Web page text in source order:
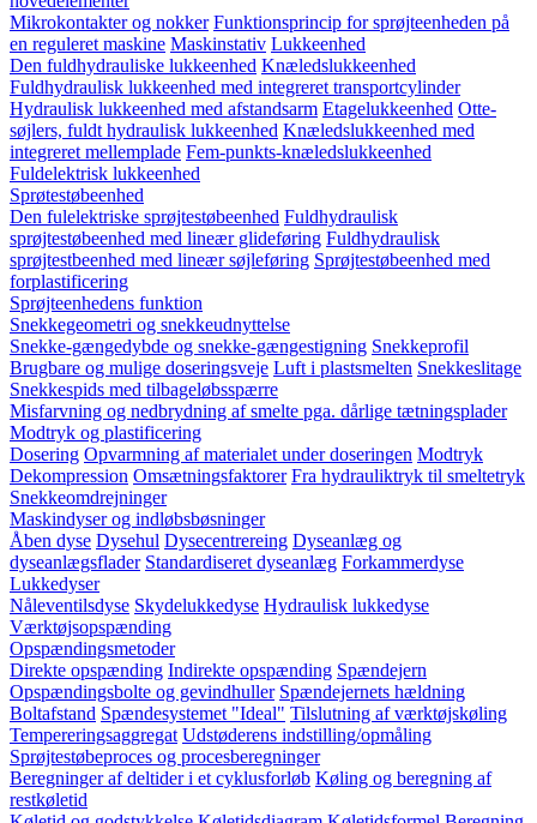
Mikrokontakter og nokker Funktionsprincip for sprøjteenheden på
en reguleret maskine Maskinstativ Lukkeenhed
Den fuldhydrauliske lukkeenhed Knæledslukkeenhed
Fuldhydraulisk lukkeenhed med integreret transportcylinder
Hydraulisk lukkeenhed med afstandsarm Etagelukkeenhed Otte-
søjlers, fuldt hydraulisk lukkeenhed Knæledslukkeenhed med
integreret mellemplade Fem-punkts-knæledslukkeenhed
Fuldelektrisk lukkeenhed
Sprøtestøbeenhed
Den fulelektriske sprøjtestøbeenhed Fuldhydraulisk
sprøjtestøbeenhed med lineær glideføring Fuldhydraulisk
sprøjtestbeenhed med lineær søjleføring Sprøjtestøbeenhed med
forplastificering
Sprøjteenhedens funktion
Snekkegeometri og snekkeudnyttelse
Snekke-gængedybde og snekke-gængestigning Snekkeprofil
Brugbare og mulige doseringsveje Luft i plastsmelten Snekkeslitage
Snekkespids med tilbageløbsspærre
Misfarvning og nedbrydning af smelte pga. dårlige tætningsplader
Modtryk og plastificering
Dosering Opvarmning af materialet under doseringen Modtryk
Dekompression Omsætningsfaktorer Fra hydrauliktryk til smeltetryk
Snekkeomdrejninger
Maskindyser og indløbsbøsninger
Åben dyse Dysehul Dysecentrereing Dyseanlæg og
dyseanlægsflader Standardiseret dyseanlæg Forkammerdyse
Lukkedyser
Nåleventilsdyse Skydelukkedyse Hydraulisk lukkedyse
Værktøjsopspænding
Opspændingsmetoder
Direkte opspænding Indirekte opspænding Spændejern
Opspændingsbolte og gevindhuller Spændejernets hældning
Boltafstand Spændesystemet "Ideal" Tilslutning af værktøjskøling
Tempereringsaggregat Udstøderens indstilling/opmåling
Sprøjtestøbeproces og procesberegninger
Beregninger af deltider i et cyklusforløb Køling og beregning af
restkøletid